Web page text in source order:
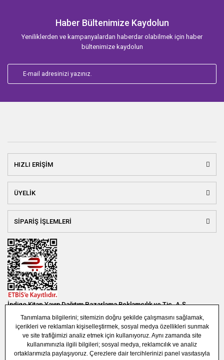
Haber Bültenimize Kaydolun
Yeniliklerden ve kampanyalardan haberdar olabilmek için haber
bültenimize kaydolun
HIZLI ERİŞİM
ÜYELİK
SİPARİŞ İŞLEMLERİ
İndigo Kitap Yayın Dağıtım Pazarlama Reklamcılık ve Tic. A.Ş.
Bağlar Mah. 19. Sok. Bina No:1E 1. Bodrum Kat. Güneşli - Bağcılar /
İSTANBUL
(0850) 308 7304